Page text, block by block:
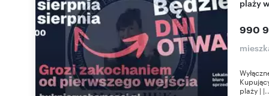
plaży
990
plaży |